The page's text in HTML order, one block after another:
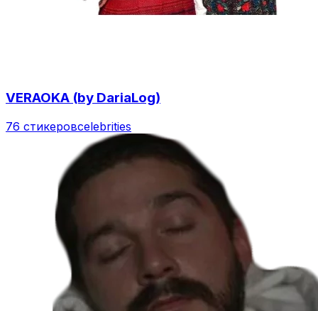
VERAOKA (by DariaLog)
76 стикеровcelebrities